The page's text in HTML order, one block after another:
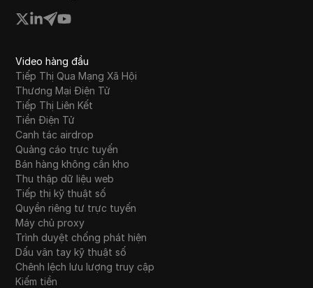
Video hàng đầu
Tiếp Thị Qua Mạng Xã Hội
Thương Mại Điện Tử
Tiếp Thị Liên Kết
Tiền Điện Tử
Canh tác airdrop
Quảng cáo trực tuyến
Bán hàng không cần kho
Thu thập dữ liệu web
Tiếp thị kỹ thuật số
Quyền riêng tư trực tuyến
Máy chủ proxy
Trình duyệt chống phát hiện
Dấu vân tay kỹ thuật số
Chênh lệch lưu lượng truy cập
Kiếm tiền